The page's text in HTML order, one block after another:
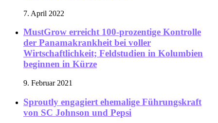
7. April 2022
MustGrow erreicht 100-prozentige Kontrolle
der Panamakrankheit bei voller
Wirtschaftlichkeit; Feldstudien in Kolumbien
beginnen in Kürze
9. Februar 2021
Sproutly engagiert ehemalige Führungskraft
von SC Johnson und Pepsi